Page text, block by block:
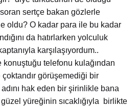
sertçe bakan gözlerle
oldu? O kadar para ile bu kadar
da hatırlarken yolculuk
karşılaşıyordum..
telefonu kulağından
görüşemediği bir
hak eden bir şirinlikle bana
yüreğinin sıcaklığıyla birlikte